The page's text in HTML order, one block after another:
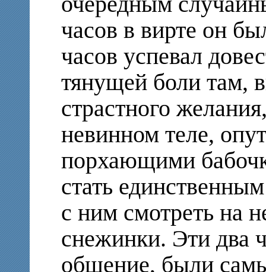
часов в вирте он
часов успевал
тянущей боли там,
страстного
невинном теле,
порхающими
стать
с ним смотреть на
снежинки. Эти два
общение, были